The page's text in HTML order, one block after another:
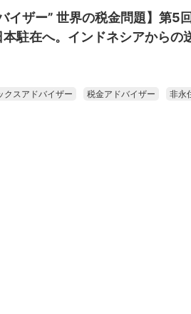
イザー” 世界の税金問題】第5
駐在へ。インドネシアからの
クスアドバイザー 税金アドバイザー
非永